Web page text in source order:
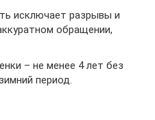
исключает разрывы и
обращении,
– не менее 4 лет без
период.